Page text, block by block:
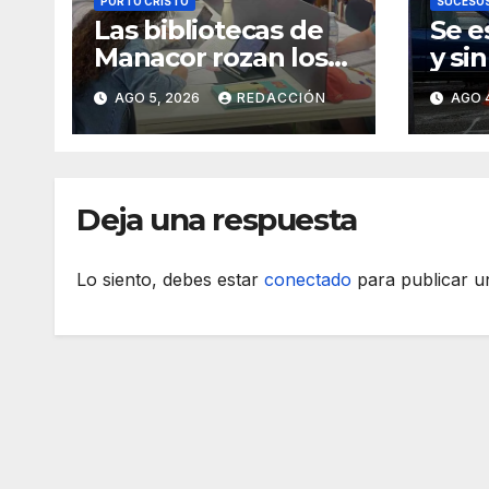
Las bibliotecas de
Manacor rozan los
18.000 usuarios
AGO 5, 2026 REDACCIÓN
Se
y
unAGO
Deja una respuesta
Lo siento, debes estar conectado para publicar